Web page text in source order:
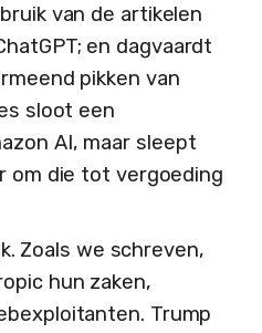
van de artikelen
en dagvaardt
pikken van
sloot een
AI, maar sleept
om die tot vergoeding
Zoals we schreven,
hun zaken,
Trump